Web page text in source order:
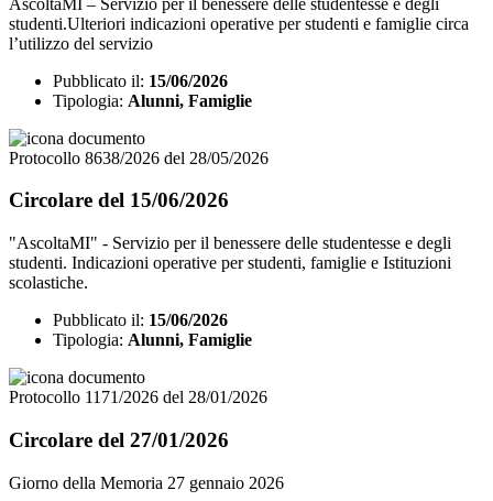
studenti.Ulteriori indicazioni operative per studenti e famiglie circa
l’utilizzo del servizio
Pubblicato il: 15/06/2026
Tipologia: Alunni, Famiglie
Protocollo 8638/2026 del 28/05/2026
Circolare del 15/06/2026
"AscoltaMI" - Servizio per il benessere delle studentesse e degli
studenti. Indicazioni operative per studenti, famiglie e Istituzioni
scolastiche.
Pubblicato il: 15/06/2026
Tipologia: Alunni, Famiglie
Protocollo 1171/2026 del 28/01/2026
Circolare del 27/01/2026
Giorno della Memoria 27 gennaio 2026